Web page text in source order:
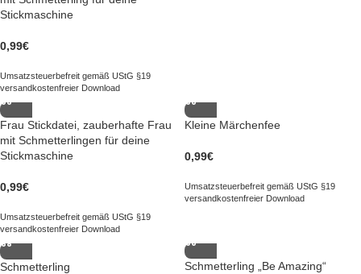
Stickmaschine
0,99€
Umsatzsteuerbefreit gemäß UStG §19
versandkostenfreier Download
Frau Stickdatei, zauberhafte Frau
mit Schmetterlingen für deine
Stickmaschine
0,99€
Umsatzsteuerbefreit gemäß UStG §19
versandkostenfreier Download
Kleine Märchenfee
0,99€
Umsatzsteuerbefreit gemäß UStG §19
versandkostenfreier Download
Schmetterling
Schmetterling „Be Amazing“